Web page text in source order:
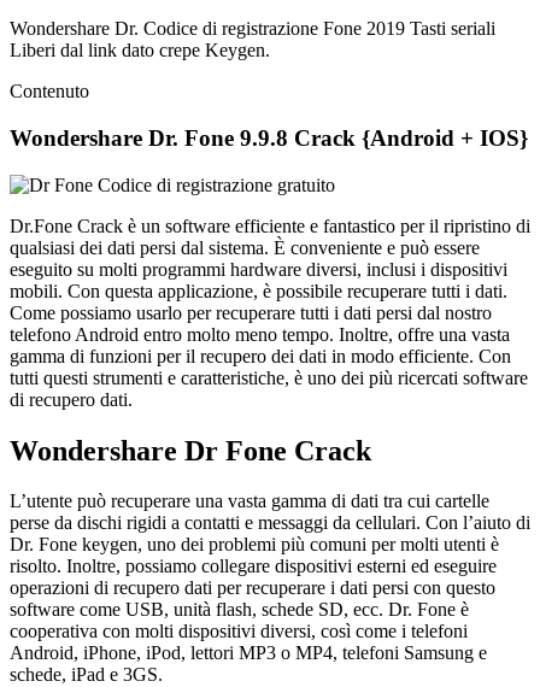
Wondershare Dr. Codice di registrazione Fone 2019 Tasti seriali
Liberi dal link dato crepe Keygen.
Contenuto
Wondershare Dr. Fone 9.9.8 Crack {Android + IOS}
Dr.Fone Crack è un software efficiente e fantastico per il ripristino di
qualsiasi dei dati persi dal sistema. È conveniente e può essere
eseguito su molti programmi hardware diversi, inclusi i dispositivi
mobili. Con questa applicazione, è possibile recuperare tutti i dati.
Come possiamo usarlo per recuperare tutti i dati persi dal nostro
telefono Android entro molto meno tempo. Inoltre, offre una vasta
gamma di funzioni per il recupero dei dati in modo efficiente. Con
tutti questi strumenti e caratteristiche, è uno dei più ricercati software
di recupero dati.
Wondershare Dr Fone Crack
L’utente può recuperare una vasta gamma di dati tra cui cartelle
perse da dischi rigidi a contatti e messaggi da cellulari. Con l’aiuto di
Dr. Fone keygen, uno dei problemi più comuni per molti utenti è
risolto. Inoltre, possiamo collegare dispositivi esterni ed eseguire
operazioni di recupero dati per recuperare i dati persi con questo
software come USB, unità flash, schede SD, ecc. Dr. Fone è
cooperativa con molti dispositivi diversi, così come i telefoni
Android, iPhone, iPod, lettori MP3 o MP4, telefoni Samsung e
schede, iPad e 3GS.